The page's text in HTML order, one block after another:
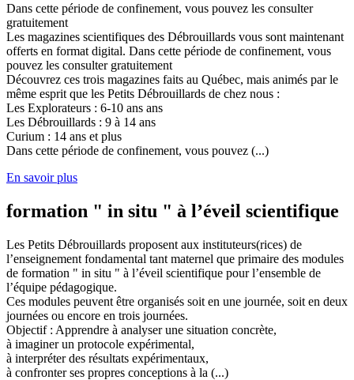
Dans cette période de confinement, vous pouvez les consulter
gratuitement
Les magazines scientifiques des Débrouillards vous sont maintenant
offerts en format digital. Dans cette période de confinement, vous
pouvez les consulter gratuitement
Découvrez ces trois magazines faits au Québec, mais animés par le
même esprit que les Petits Débrouillards de chez nous :
Les Explorateurs : 6-10 ans ans
Les Débrouillards : 9 à 14 ans
Curium : 14 ans et plus
Dans cette période de confinement, vous pouvez (...)
En savoir plus
formation " in situ " à l’éveil scientifique
Les Petits Débrouillards proposent aux instituteurs(rices) de
l’enseignement fondamental tant maternel que primaire des modules
de formation " in situ " à l’éveil scientifique pour l’ensemble de
l’équipe pédagogique.
Ces modules peuvent être organisés soit en une journée, soit en deux
journées ou encore en trois journées.
Objectif : Apprendre à analyser une situation concrète,
à imaginer un protocole expérimental,
à interpréter des résultats expérimentaux,
à confronter ses propres conceptions à la (...)